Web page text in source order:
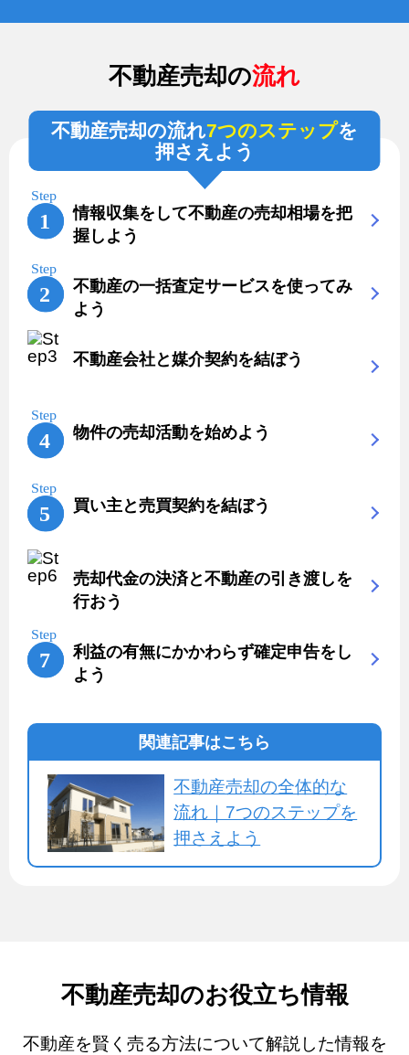
不動産売却の流れ
不動産売却の流れ7つのステップを
押さえよう
情報収集をして不動産の売却相場を把
握しよう
不動産の一括査定サービスを使ってみ
よう
不動産会社と媒介契約を結ぼう
物件の売却活動を始めよう
買い主と売買契約を結ぼう
売却代金の決済と不動産の引き渡しを
行おう
利益の有無にかかわらず確定申告をし
よう
関連記事はこちら
不動産売却の全体的な
流れ｜7つのステップを
押さえよう
不動産売却のお役立ち情報
不動産を賢く売る方法について解説した情報を